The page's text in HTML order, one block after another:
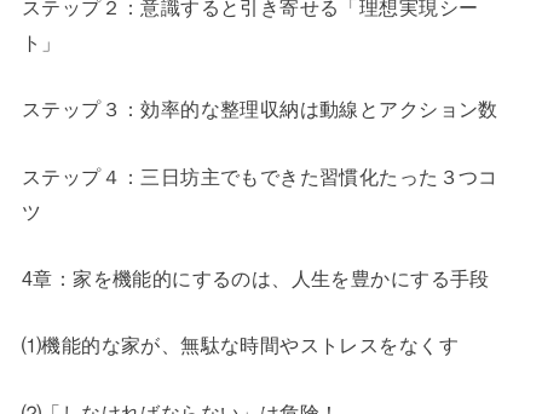
ステップ２：意識すると引き寄せる「理想実現シー
ト」
ステップ３：効率的な整理収納は動線とアクション数
ステップ４：三日坊主でもできた習慣化たった３つコ
ツ
4章：家を機能的にするのは、人生を豊かにする手段
⑴機能的な家が、無駄な時間やストレスをなくす